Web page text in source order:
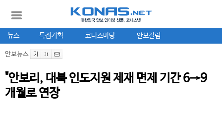
뉴스 특집기획 코나스마당 안보칼럼
안보뉴스
"안보리, 대북 인도지원 제재 면제 기간 6→9
개월로 연장